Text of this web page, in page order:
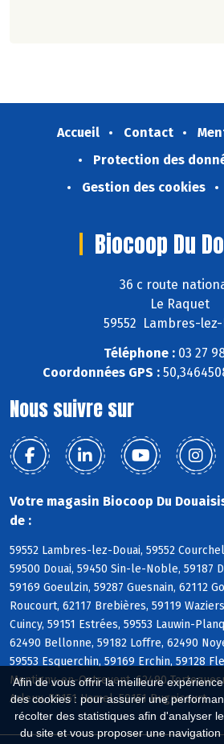
Afin de vous offrir la meilleure
des cookies : pour assurer une
récolter des statistiques afin d'analyser
du site et vous proposer une
Accueil Contact
Protection des
Gestion des cookies
Biocoop Du
36 c route
Le Raquet
59552 Lambres-lez-
Téléphone :03 27
Coordonnées GPS :
Nous suivre sur
Votre magasin Biocoop Du
de :
59552 Lambres-lez-Douai, 59552
59500 Douai, 59450 Sin-le-Noble, 59187
59169 Goeulzin, 59287 Guesnain, 62112
Roucourt, 62117 Brebières, 59119
Cuincy, 59151 Estrées, 59553 Lauwin-
62490 Bellonne, 59182 Loffre, 62490
59553 Esquerchin, 59169 Erchin, 59128
Montigny-en-Ostrevent, 62490
Arleux, 59151 Hamel, 59151 Bugnicourt